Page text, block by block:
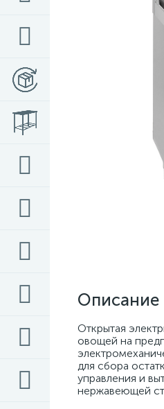
Описание
Открытая
овощей на
для сбора
управления и
нержавеющей